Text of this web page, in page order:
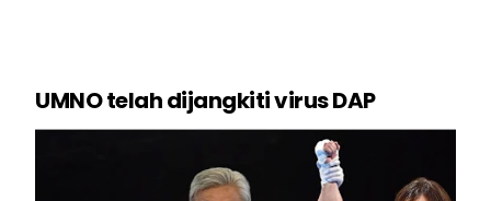
UMNO telah dijangkiti virus DAP